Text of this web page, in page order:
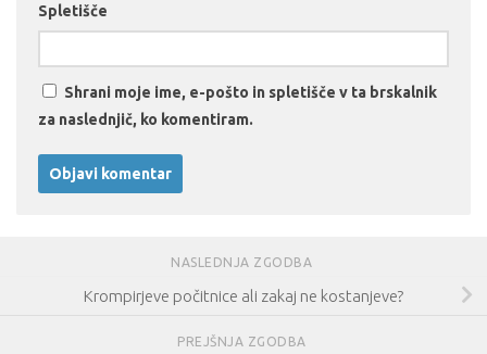
Spletišče
Shrani moje ime, e-pošto in spletišče v ta brskalnik
za naslednjič, ko komentiram.
NASLEDNJA ZGODBA
Krompirjeve počitnice ali zakaj ne kostanjeve?
PREJŠNJA ZGODBA